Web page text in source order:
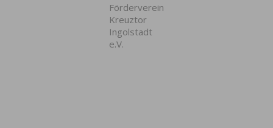
Förderverein
Kreuztor
Ingolstadt
e.V.